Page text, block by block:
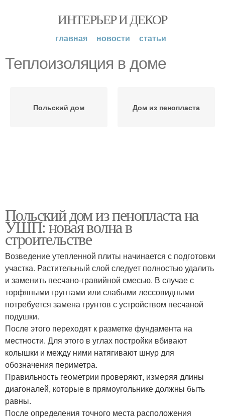
ИНТЕРЬЕР И ДЕКОР
главная новости статьи
Теплоизоляция в доме
Польский дом Дом из пенопласта
Польский дом из пенопласта на
УШП: новая волна в
строительстве
Возведение утепленной плиты начинается с подготовки
участка. Растительный слой следует полностью удалить
и заменить песчано-гравийной смесью. В случае с
торфяными грунтами или слабыми лессовидными
потребуется замена грунтов с устройством песчаной
подушки.
После этого переходят к разметке фундамента на
местности. Для этого в углах постройки вбивают
колышки и между ними натягивают шнур для
обозначения периметра.
Правильность геометрии проверяют, измеряя длины
диагоналей, которые в прямоугольнике должны быть
равны.
После определения точного места расположения